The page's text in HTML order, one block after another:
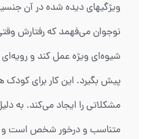
ویژگیهای دیده شده در آن
نوجوان می‌فهمد که رفتارش
شیوه‌ای ویژه عمل کند و
پیش بگیرد. این کار برای
مشکلاتی را ایجاد می‌کند. به
متناسب و درخور شخص است